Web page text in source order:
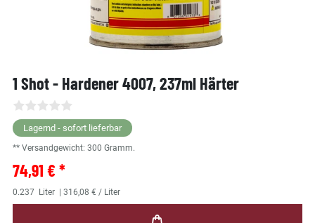
1 Shot - Hardener 4007, 237ml Härter
Lagernd - sofort lieferbar
** Versandgewicht: 300 Gramm.
74,91 € *
0.237 Liter | 316,08 € / Liter